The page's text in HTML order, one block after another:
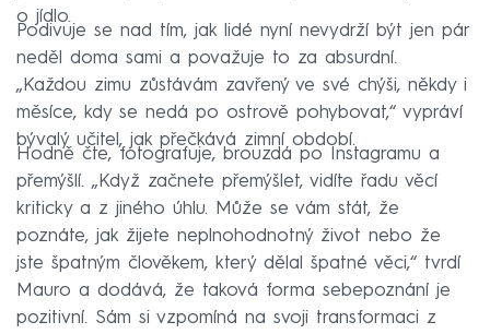
o jídlo.
Podivuje se nad tím, jak lidé nyní nevydrží být jen pár
neděl doma sami a považuje to za absurdní.
„Každou zimu zůstávám zavřený ve své chýši, někdy i
měsíce, kdy se nedá po ostrově pohybovat,“ vypráví
bývalý učitel, jak přečkává zimní období.
Hodně čte, fotografuje, brouzdá po Instagramu a
přemýšlí. „Když začnete přemýšlet, vidíte řadu věcí
kriticky a z jiného úhlu. Může se vám stát, že
poznáte, jak žijete neplnohodnotný život nebo že
jste špatným člověkem, který dělal špatné věci,“ tvrdí
Mauro a dodává, že taková forma sebepoznání je
pozitivní. Sám si vzpomíná na svoji transformaci z